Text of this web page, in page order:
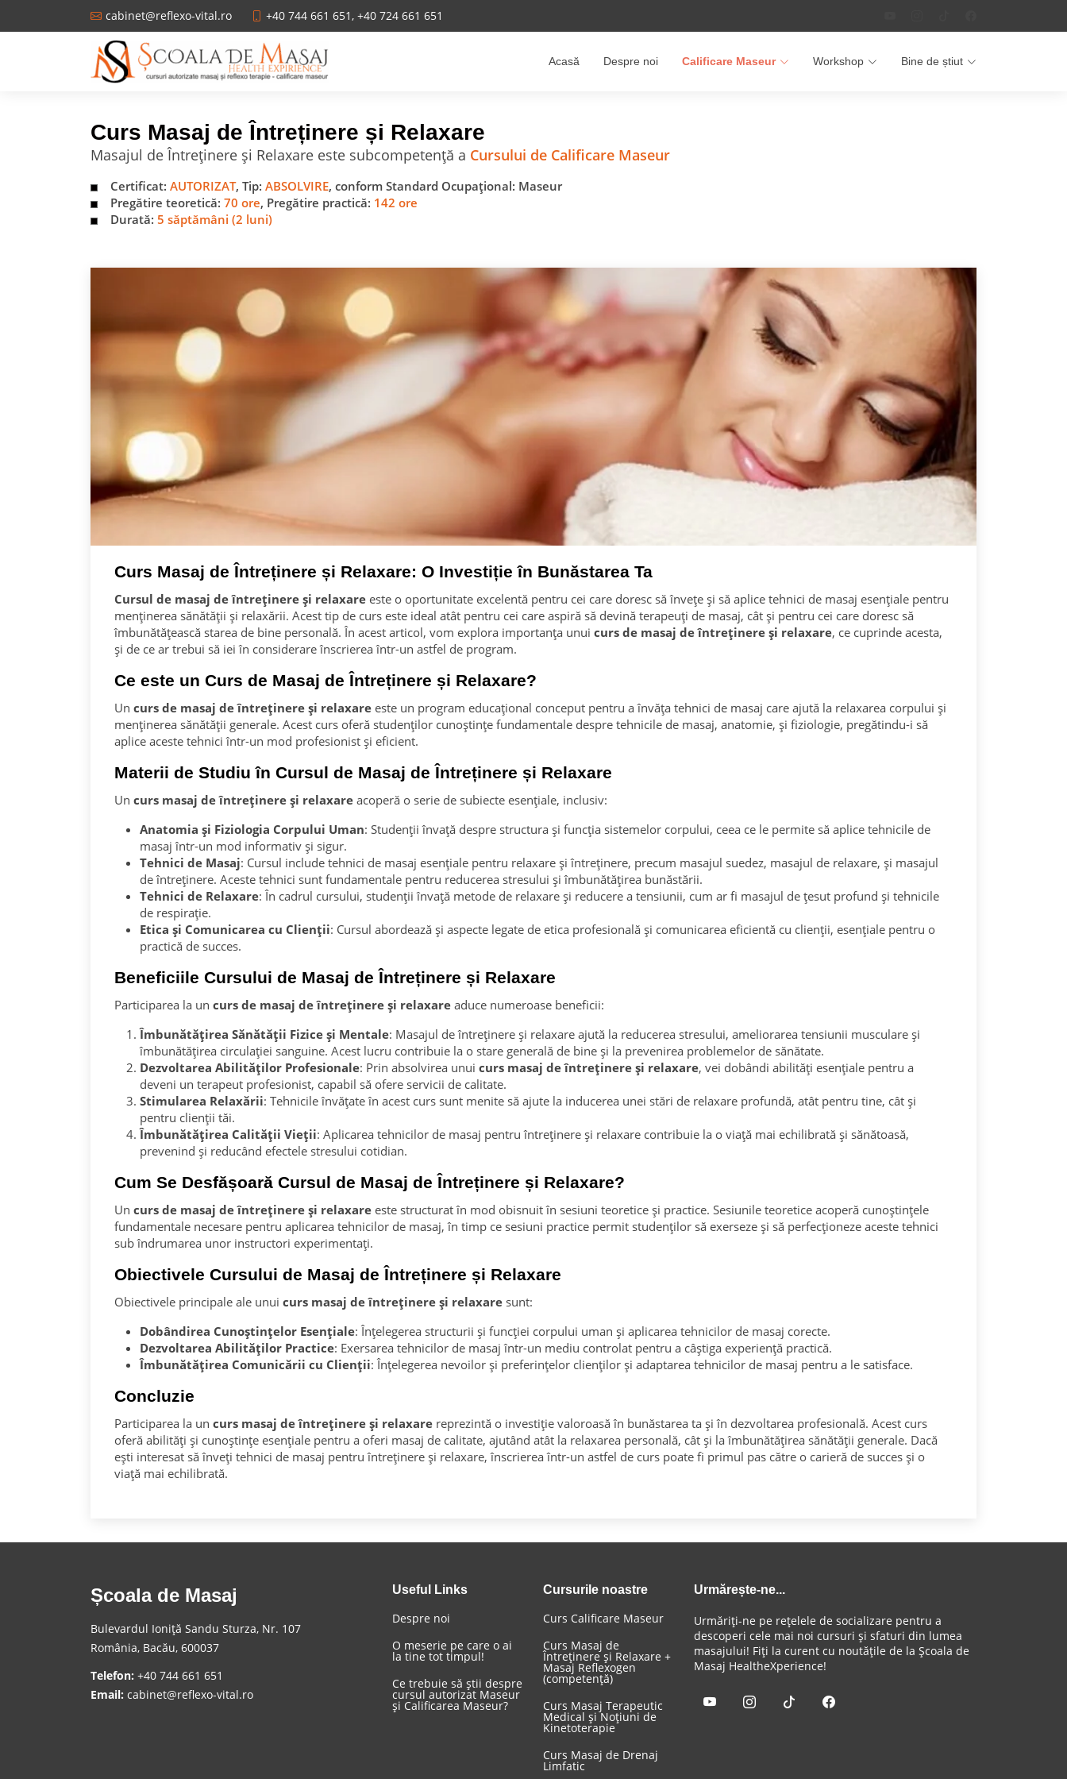
cabinet@reflexo-vital.ro +40 744 661 651, +40 724 661 651
Acasă Despre noi Calificare Maseur Workshop Bine de știut
Curs Masaj de Întreținere și Relaxare
Masajul de Întreținere și Relaxare este subcompetență a Cursului de Calificare Maseur
Certificat: AUTORIZAT, Tip: ABSOLVIRE, conform Standard Ocupațional: Maseur
Pregătire teoretică: 70 ore, Pregătire practică: 142 ore
Durată: 5 săptămâni (2 luni)
Curs Masaj de Întreținere și Relaxare: O Investiție în Bunăstarea Ta
Cursul de masaj de întreținere și relaxare este o oportunitate excelentă pentru cei care doresc să învețe și să aplice tehnici de masaj esențiale pentru
menținerea sănătății și relaxării. Acest tip de curs este ideal atât pentru cei care aspiră să devină terapeuți de masaj, cât și pentru cei care doresc să
îmbunătățească starea de bine personală. În acest articol, vom explora importanța unui curs de masaj de întreținere și relaxare, ce cuprinde acesta,
și de ce ar trebui să iei în considerare înscrierea într-un astfel de program.
Ce este un Curs de Masaj de Întreținere și Relaxare?
Un curs de masaj de întreținere și relaxare este un program educațional conceput pentru a învăța tehnici de masaj care ajută la relaxarea corpului și
menținerea sănătății generale. Acest curs oferă studenților cunoștințe fundamentale despre tehnicile de masaj, anatomie, și fiziologie, pregătindu-i să
aplice aceste tehnici într-un mod profesionist și eficient.
Materii de Studiu în Cursul de Masaj de Întreținere și Relaxare
Un curs masaj de întreținere și relaxare acoperă o serie de subiecte esențiale, inclusiv:
Anatomia și Fiziologia Corpului Uman: Studenții învață despre structura și funcția sistemelor corpului, ceea ce le permite să aplice tehnicile de
masaj într-un mod informativ și sigur.
Tehnici de Masaj: Cursul include tehnici de masaj esențiale pentru relaxare și întreținere, precum masajul suedez, masajul de relaxare, și masajul
de întreținere. Aceste tehnici sunt fundamentale pentru reducerea stresului și îmbunătățirea bunăstării.
Tehnici de Relaxare: În cadrul cursului, studenții învață metode de relaxare și reducere a tensiunii, cum ar fi masajul de țesut profund și tehnicile
de respirație.
Etica și Comunicarea cu Clienții: Cursul abordează și aspecte legate de etica profesională și comunicarea eficientă cu clienții, esențiale pentru o
practică de succes.
Beneficiile Cursului de Masaj de Întreținere și Relaxare
Participarea la un curs de masaj de întreținere și relaxare aduce numeroase beneficii:
Îmbunătățirea Sănătății Fizice și Mentale: Masajul de întreținere și relaxare ajută la reducerea stresului, ameliorarea tensiunii musculare și
îmbunătățirea circulației sanguine. Acest lucru contribuie la o stare generală de bine și la prevenirea problemelor de sănătate.
Dezvoltarea Abilităților Profesionale: Prin absolvirea unui curs masaj de întreținere și relaxare, vei dobândi abilități esențiale pentru a
deveni un terapeut profesionist, capabil să ofere servicii de calitate.
Stimularea Relaxării: Tehnicile învățate în acest curs sunt menite să ajute la inducerea unei stări de relaxare profundă, atât pentru tine, cât și
pentru clienții tăi.
Îmbunătățirea Calității Vieții: Aplicarea tehnicilor de masaj pentru întreținere și relaxare contribuie la o viață mai echilibrată și sănătoasă,
prevenind și reducând efectele stresului cotidian.
Cum Se Desfășoară Cursul de Masaj de Întreținere și Relaxare?
Un curs de masaj de întreținere și relaxare este structurat în mod obisnuit în sesiuni teoretice și practice. Sesiunile teoretice acoperă cunoștințele
fundamentale necesare pentru aplicarea tehnicilor de masaj, în timp ce sesiuni practice permit studenților să exerseze și să perfecționeze aceste tehnici
sub îndrumarea unor instructori experimentați.
Obiectivele Cursului de Masaj de Întreținere și Relaxare
Obiectivele principale ale unui curs masaj de întreținere și relaxare sunt:
Dobândirea Cunoștințelor Esențiale: Înțelegerea structurii și funcției corpului uman și aplicarea tehnicilor de masaj corecte.
Dezvoltarea Abilităților Practice: Exersarea tehnicilor de masaj într-un mediu controlat pentru a câștiga experiență practică.
Îmbunătățirea Comunicării cu Clienții: Înțelegerea nevoilor și preferințelor clienților și adaptarea tehnicilor de masaj pentru a le satisface.
Concluzie
Participarea la un curs masaj de întreținere și relaxare reprezintă o investiție valoroasă în bunăstarea ta și în dezvoltarea profesională. Acest curs
oferă abilități și cunoștințe esențiale pentru a oferi masaj de calitate, ajutând atât la relaxarea personală, cât și la îmbunătățirea sănătății generale. Dacă
ești interesat să înveți tehnici de masaj pentru întreținere și relaxare, înscrierea într-un astfel de curs poate fi primul pas către o carieră de succes și o
viață mai echilibrată.
Școala de Masaj
Bulevardul Ioniță Sandu Sturza, Nr. 107
România, Bacău, 600037
Telefon: +40 744 661 651
Email: cabinet@reflexo-vital.ro
Useful Links
Despre noi
O meserie pe care o ai
la tine tot timpul!
Ce trebuie să știi despre
cursul autorizat Maseur
și Calificarea Maseur?
Cursurile noastre
Curs Calificare Maseur
Curs Masaj de
Întreținere și Relaxare +
Masaj Reflexogen
(competență)
Curs Masaj Terapeutic
Medical și Noțiuni de
Kinetoterapie
Curs Masaj de Drenaj
Limfatic
Urmărește-ne...
Urmăriți-ne pe rețelele de socializare pentru a
descoperi cele mai noi cursuri și sfaturi din lumea
masajului! Fiți la curent cu noutățile de la Școala de
Masaj HealtheXperience!